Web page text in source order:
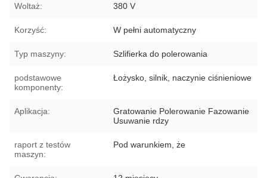
Woltaż: 380 V
Korzyść: W pełni automatyczny
Typ maszyny: Szlifierka do polerowania
podstawowe
komponenty:
Łożysko, silnik, naczynie ciśnieniowe
Aplikacja:
Gratowanie Polerowanie Fazowanie
Usuwanie rdzy
raport z testów
maszyn:
Pod warunkiem, że